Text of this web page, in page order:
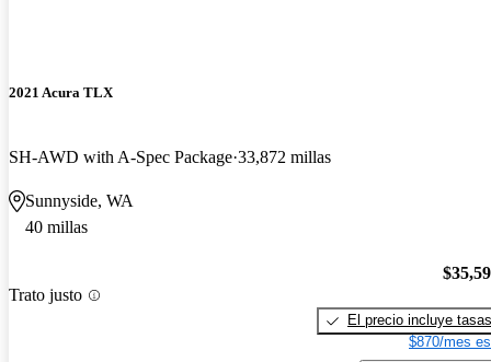
2021 Acura TLX
SH-AWD with A-Spec Package 33,872 millas
Sunnyside, WA
40 millas
Trato justo
El precio incluye tasas
$870/mes